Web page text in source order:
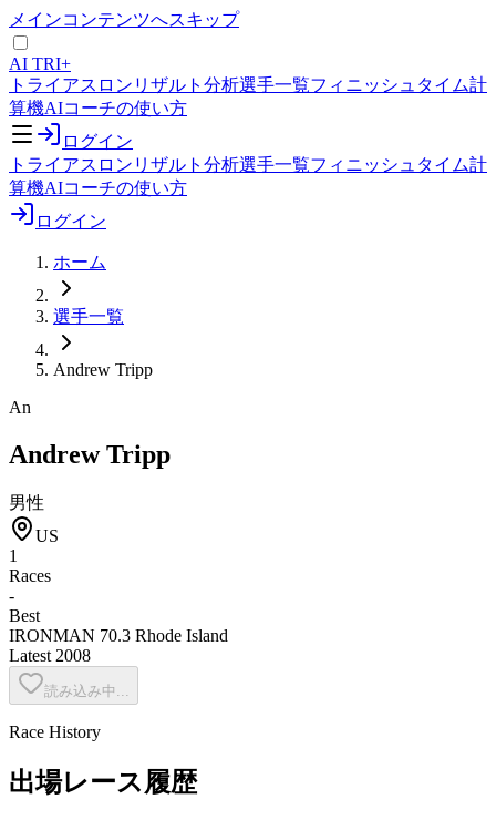
メインコンテンツへスキップ
AI TRI+
トライアスロンリザルト分析選手一覧フィニッシュタイム計
算機AIコーチの使い方
ログイン
トライアスロンリザルト分析選手一覧フィニッシュタイム計
算機AIコーチの使い方
ログイン
ホーム
選手一覧
Andrew Tripp
An
Andrew Tripp
男性
US
1
Races
-
Best
IRONMAN 70.3 Rhode Island
Latest 2008
読み込み中...
Race History
出場レース履歴